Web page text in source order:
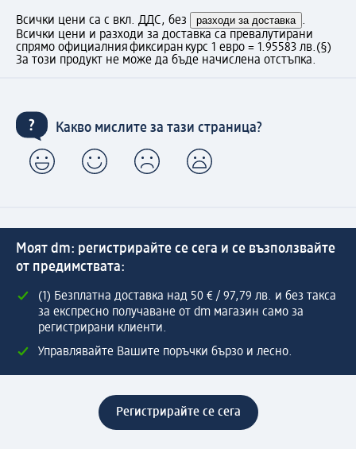
Всички цени са с вкл. ДДС, без разходи за доставка .
Всички цени и разходи за доставка са превалутирани
спрямо официалния фиксиран курс 1 евро = 1.95583 лв.(§)
За този продукт не може да бъде начислена отстъпка.
Какво мислите за тази страница?
Моят dm: регистрирайте се сега и се възползвайте
от предимствата:
(1) Безплатна доставка над 50 € / 97,79 лв. и без такса
за експресно получаване от dm магазин само за
регистрирани клиенти.
Управлявайте Вашите поръчки бързо и лесно.
Регистрирайте се сега